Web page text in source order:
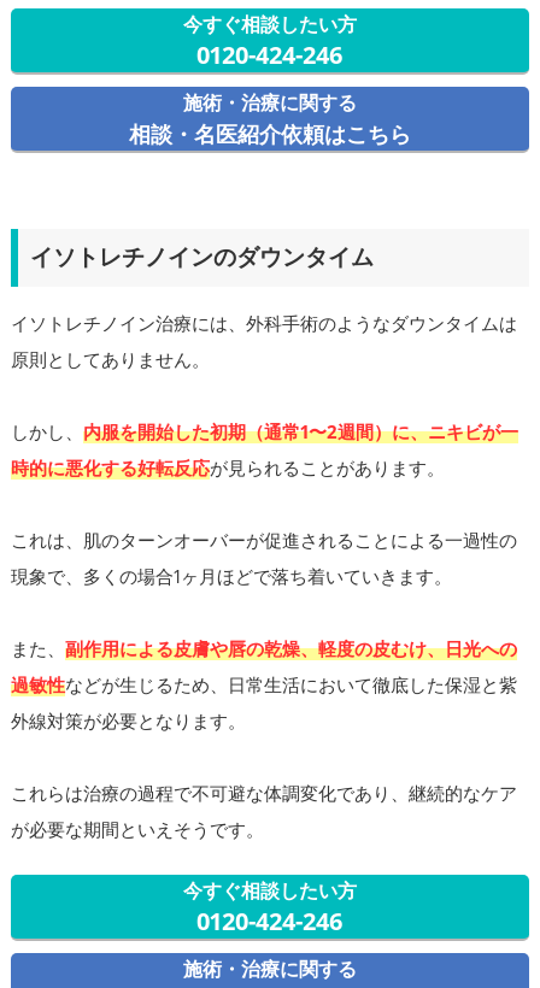
今すぐ相談したい方
0120-424-246
施術・治療に関する
相談・名医紹介依頼はこちら
イソトレチノインのダウンタイム
イソトレチノイン治療には、外科手術のようなダウンタイムは
原則としてありません。
しかし、 内服を開始した初期（通常1〜2週間）に、ニキビが一
時的に悪化する好転反応が見られることがあります。
これは、肌のターンオーバーが促進されることによる一過性の
現象で、多くの場合1ヶ月ほどで落ち着いていきます。
また、 副作用による皮膚や唇の乾燥、軽度の皮むけ、日光への
過敏性などが生じるため、日常生活において徹底した保湿と紫
外線対策が必要となります。
これらは治療の過程で不可避な体調変化であり、継続的なケア
が必要な期間といえそうです。
今すぐ相談したい方
0120-424-246
施術・治療に関する